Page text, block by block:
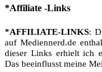
*Affiliate -Links
*AFFILIATE-LINKS:
auf Mediennerd.de
dieser Links erhielt ich
Das beeinflusst meine